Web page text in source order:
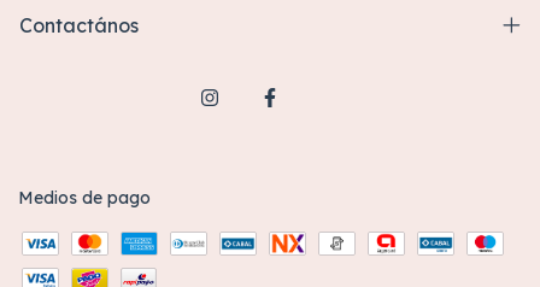
Contactános
Medios de pago